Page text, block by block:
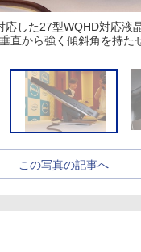
応した27型WQHD対応液
直から強く傾斜角を持た
この写真の記事へ